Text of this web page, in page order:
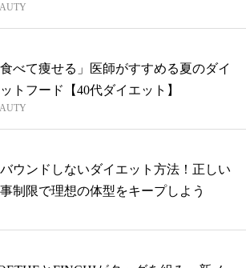
食べて痩せる」医師がすすめる夏のダイ
トフード【40代ダイエット】
ウンドしないダイエット方法！正しい
制限で理想の体型をキープしよう